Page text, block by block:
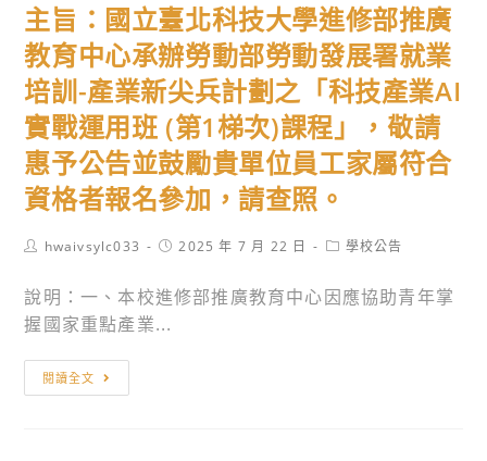
院
人
事
行
政
總
處
公
布
增
國
日，
主旨：國立臺北科技大學進修部推廣
教育中心承辦勞動部勞動發展署就業
培訓-產業新尖兵計劃之「科技產業AI
實戰運用班 (第1梯次)課程」，敬請
惠予公告並鼓勵貴單位員工家屬符合
資格者報名參加，請查照。
Posthwaivsylc033
Post2025 年 7 月 22 日
Post學校公告
說明：一、本校進修部推廣教育中心因應協助青年掌
握國家重點產業...
閱讀全文
旨：